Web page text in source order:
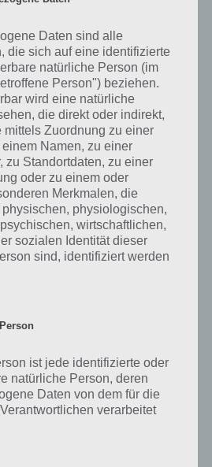
Spielmodi du welchen Rekord aufgestellt
Hast du ein bestimmtes Auto gewählt
Interessant ist dies vor allem
es, umso besser das Auto ist, einfacher
Also poste einfach deinen Rekord
dich so mit anderen Spielern.
Teilen auf Facebook
Daten sind alle
die sich auf eine identifizierte
natürliche Person (im
Person") beziehen.
wird eine natürliche
die direkt oder indirekt,
mittels Zuordnung zu einer
Namen, zu einer
zu Standortdaten, zu einer
oder zu einem oder
Merkmalen, die
physiologischen,
wirtschaftlichen,
sozialen Identität dieser
sind, identifiziert werden
ist jede identifizierte oder
natürliche Person, deren
Daten von dem für die
verarbeitet